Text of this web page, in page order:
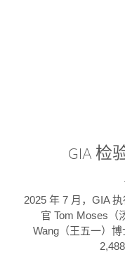
GIA 检
2025 年 7 月，GIA
官 Tom Moses（
Wang（王五一）